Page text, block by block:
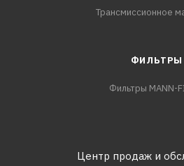
Трансмиссионное
ФИЛЬТРЫ
Фильтры MANN-
Центр продаж и